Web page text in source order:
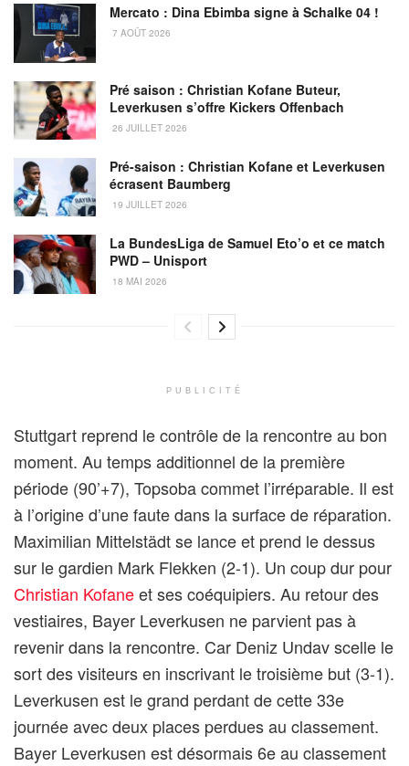
Mercato : Dina Ebimba signe à Schalke 04 !
7 AOÛT 2026
Pré saison : Christian Kofane Buteur,
Leverkusen s’offre Kickers Offenbach
26 JUILLET 2026
Pré-saison : Christian Kofane et Leverkusen
écrasent Baumberg
19 JUILLET 2026
La BundesLiga de Samuel Eto’o et ce match
PWD – Unisport
18 MAI 2026
PUBLICITÉ
Stuttgart reprend le contrôle de la rencontre au bon
moment. Au temps additionnel de la première
période (90’+7), Topsoba commet l’irréparable. Il est
à l’origine d’une faute dans la surface de réparation.
Maximilian Mittelstädt se lance et prend le dessus
sur le gardien Mark Flekken (2-1). Un coup dur pour
Christian Kofaneet ses coéquipiers. Au retour des
vestiaires, Bayer Leverkusen ne parvient pas à
revenir dans la rencontre. Car Deniz Undav scelle le
sort des visiteurs en inscrivant le troisième but (3-1).
Leverkusen est le grand perdant de cette 33e
journée avec deux places perdues au classement.
Bayer Leverkusen est désormais 6e au classement